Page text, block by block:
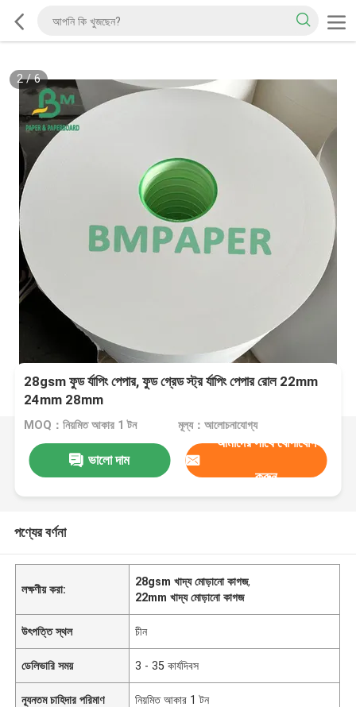
2/6
28gsm ফুড র্যাপিং পেপার, ফুড গ্রেড স্ট্র র্যাপিং পেপার রোল 22mm
24mm 28mm
MOQ：নিয়মিত আকার 1 টন মূল্য：আলোচনাযোগ্য
ভালো দাম
আমাদের সাথে যোগাযোগ
করুন
পণ্যের বর্ণনা
লক্ষণীয় করা:
28gsm খাদ্য মোড়ানো কাগজ,
22mm খাদ্য মোড়ানো কাগজ
উৎপত্তি স্থল চীন
ডেলিভারি সময় 3 - 35 কার্যদিবস
ন্যূনতম চাহিদার পরিমাণ নিয়মিত আকার 1 টন